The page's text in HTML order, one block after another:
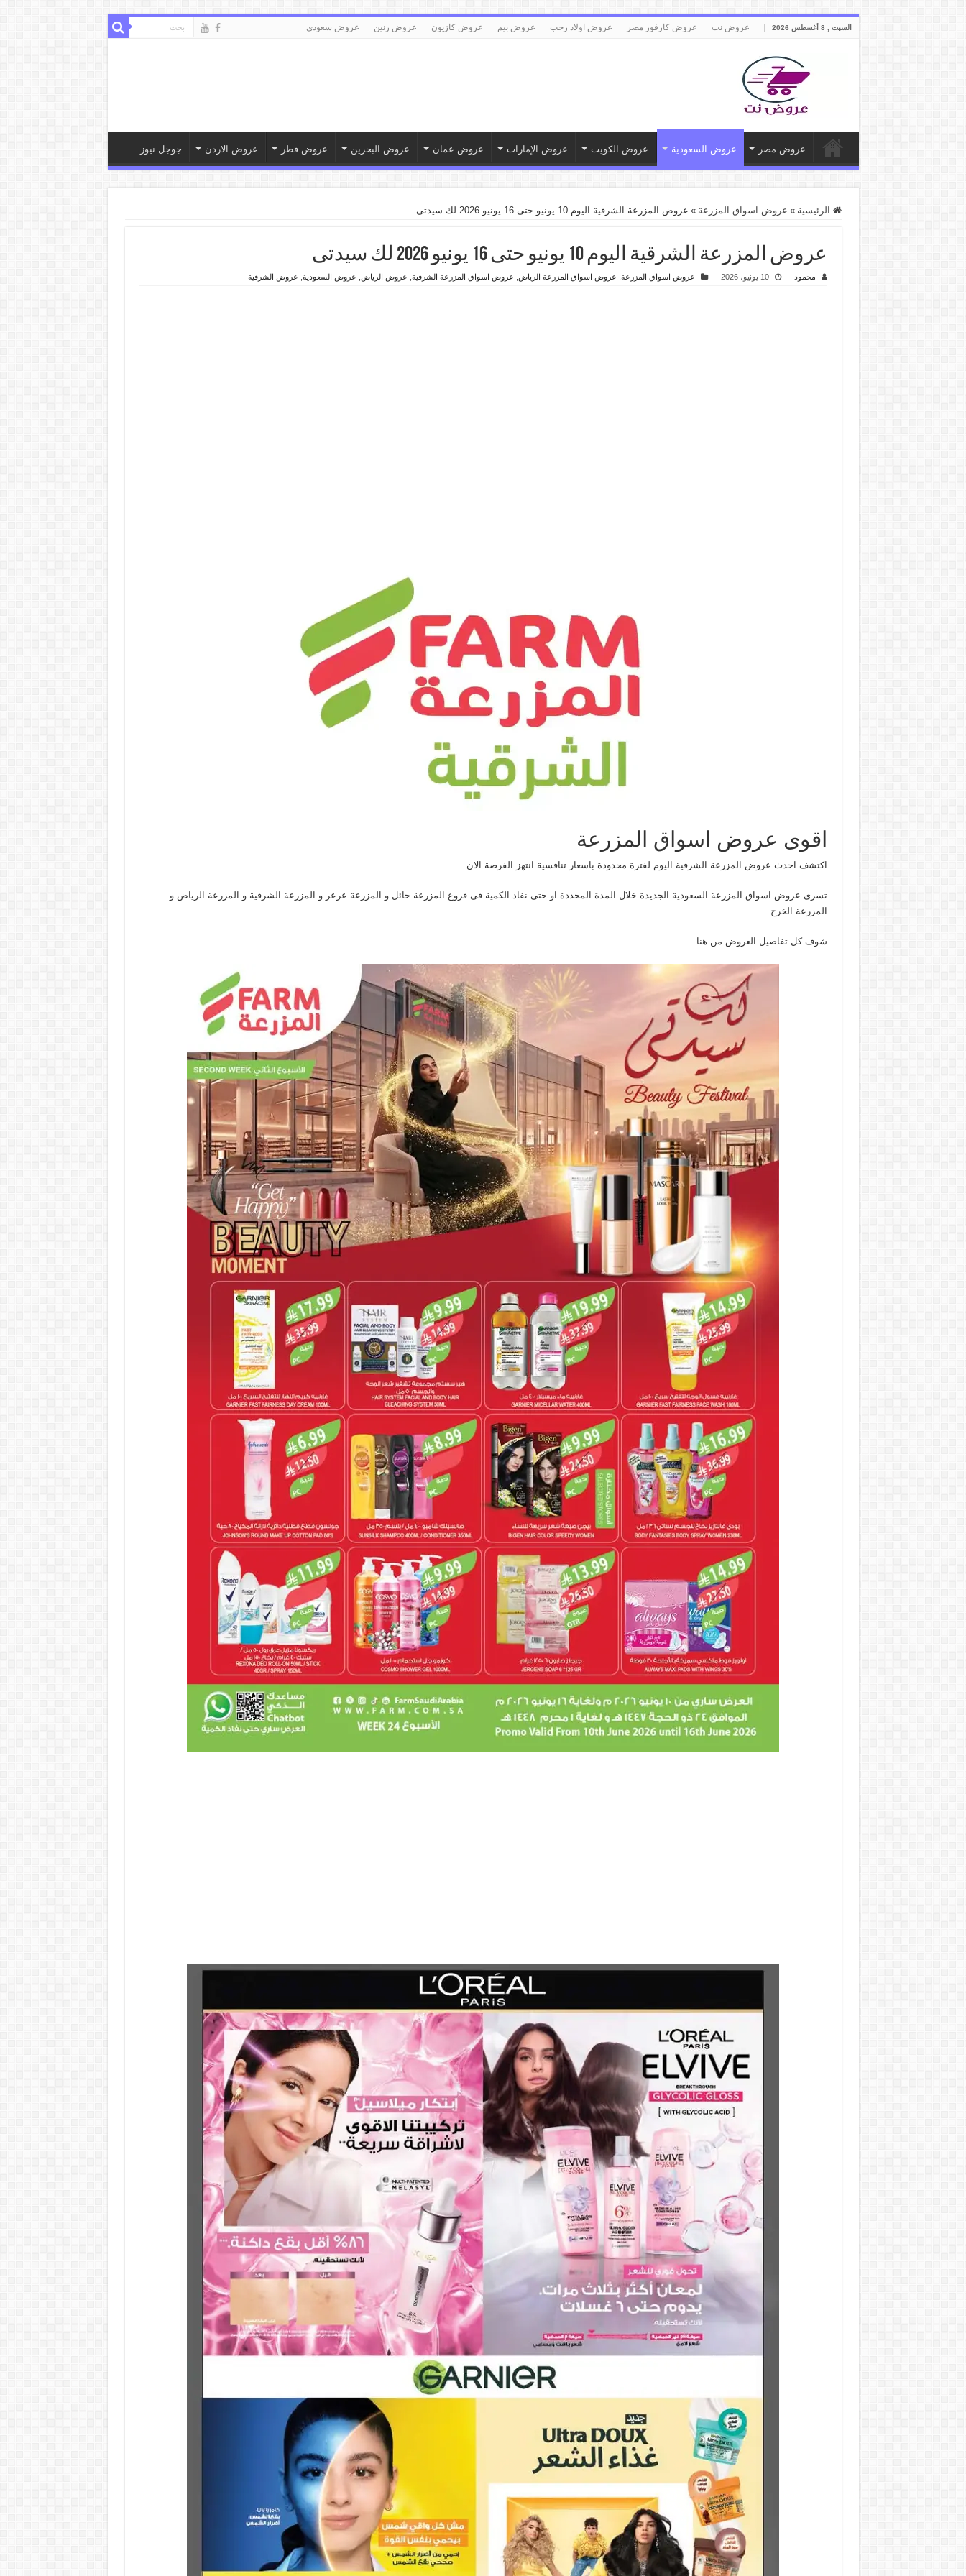
السبت , 8 أغسطس 2026 عروض نت عروض كارفور مصر عروض اولاد رجب عروض بيم عروض كازيون عروض رنين عروض سعودى
عروض مصر عروض السعودية عروض الكويت عروض الإمارات عروض عمان عروض البحرين عروض قطر عروض الاردن جوجل نيوز
الرئيسية » عروض اسواق المزرعة » عروض المزرعة الشرقية اليوم 10 يونيو حتى 16 يونيو 2026 لك سيدتى
عروض المزرعة الشرقية اليوم 10 يونيو حتى 16 يونيو 2026 لك سيدتى
محمود 10 يونيو، 2026 عروض اسواق المزرعة عروض اسواق المزرعة الرياض عروض اسواق المزرعة الشرقية عروض الرياض عروض السعودية عروض الشرقية
اقوى عروض اسواق المزرعة
اكتشف احدث عروض المزرعة الشرقية اليوم لفترة محدودة باسعار تنافسية انتهز الفرصة الان
تسرى عروض اسواق المزرعة السعودية الجديدة خلال المدة المحددة او حتى نفاذ الكمية فى فروع المزرعة حائل و المزرعة عرعر و المزرعة الشرقية و المزرعة الرياض و
المزرعة الخرج
شوف كل تفاصيل العروض من هنا